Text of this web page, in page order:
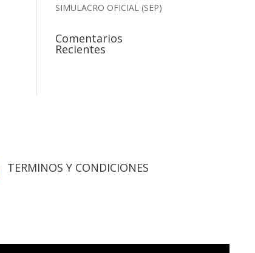
SIMULACRO OFICIAL (SEP)
Comentarios
Recientes
TERMINOS Y CONDICIONES